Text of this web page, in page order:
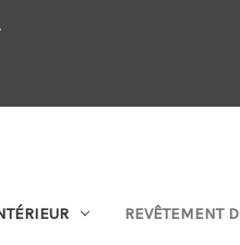
SOMMES-NOUS
REVÊTEMENT